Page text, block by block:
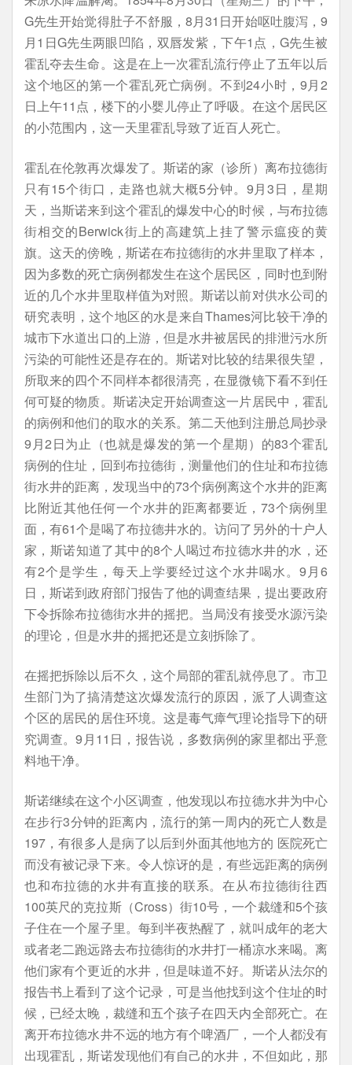
G先生开始觉得肚子不舒服，8月31日开始呕吐腹泻，9
月1日G先生两眼凹陷，双唇发紫，下午1点，G先生被
霍乱夺去生命。这是在上一次霍乱流行停止了五年以后
这个地区的第一个霍乱死亡病例。不到24小时，9月2
日上午11点，楼下的小婴儿停止了呼吸。在这个居民区
的小范围内，这一天里霍乱导致了近百人死亡。
霍乱在伦敦再次爆发了。斯诺的家（诊所）离布拉德街
只有15个街口，走路也就大概5分钟。9月3日，星期
天，当斯诺来到这个霍乱的爆发中心的时候，与布拉德
街相交的Berwick街上的高建筑上挂了警示瘟疫的黄
旗。这天的傍晚，斯诺在布拉德街的水井里取了样本，
因为多数的死亡病例都发生在这个居民区，同时也到附
近的几个水井里取样值为对照。斯诺以前对供水公司的
研究表明，这个地区的水是来自Thames河比较干净的
城市下水道出口的上游，但是水井被居民的排泄污水所
污染的可能性还是存在的。斯诺对比较的结果很失望，
所取来的四个不同样本都很清亮，在显微镜下看不到任
何可疑的物质。斯诺决定开始调查这一片居民中，霍乱
的病例和他们的取水的关系。第二天他到注册总局抄录
9月2日为止（也就是爆发的第一个星期）的83个霍乱
病例的住址，回到布拉德街，测量他们的住址和布拉德
街水井的距离，发现当中的73个病例离这个水井的距离
比附近其他任何一个水井的距离都要近，73个病例里
面，有61个是喝了布拉德井水的。访问了另外的十户人
家，斯诺知道了其中的8个人喝过布拉德水井的水，还
有2个是学生，每天上学要经过这个水井喝水。9月6
日，斯诺到政府部门报告了他的调查结果，提出要政府
下令拆除布拉德街水井的摇把。当局没有接受水源污染
的理论，但是水井的摇把还是立刻拆除了。
在摇把拆除以后不久，这个局部的霍乱就停息了。市卫
生部门为了搞清楚这次爆发流行的原因，派了人调查这
个区的居民的居住环境。这是毒气瘴气理论指导下的研
究调查。9月11日，报告说，多数病例的家里都出乎意
料地干净。
斯诺继续在这个小区调查，他发现以布拉德水井为中心
在步行3分钟的距离内，流行的第一周内的死亡人数是
197，有很多人是病了以后到外面其他地方的 医院死亡
而没有被记录下来。令人惊讶的是，有些远距离的病例
也和布拉德的水井有直接的联系。在从布拉德街往西
100英尺的克拉斯（Cross）街10号，一个裁缝和5个孩
子住在一个屋子里。每到半夜热醒了，就叫成年的老大
或者老二跑远路去布拉德街的水井打一桶凉水来喝。离
他们家有个更近的水井，但是味道不好。斯诺从法尔的
报告书上看到了这个记录，可是当他找到这个住址的时
候，已经太晚，裁缝和五个孩子在四天内全部死亡。在
离开布拉德水井不远的地方有个啤酒厂，一个人都没有
出现霍乱，斯诺发现他们有自己的水井，不但如此，那